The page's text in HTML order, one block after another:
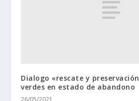
Dialogo «rescate y
verdes en estado de abandono
26/05/2021